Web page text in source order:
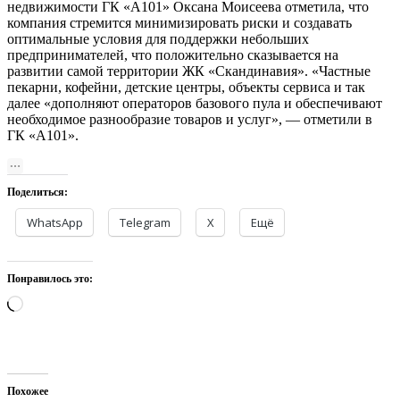
недвижимости ГК «А101» Оксана Моисеева отметила, что
компания стремится минимизировать риски и создавать
оптимальные условия для поддержки небольших
предпринимателей, что положительно сказывается на
развитии самой территории ЖК «Скандинавия». «Частные
пекарни, кофейни, детские центры, объекты сервиса и так
далее «дополняют операторов базового пула и обеспечивают
необходимое разнообразие товаров и услуг», — отметили в
ГК «А101».
Поделиться:
WhatsApp Telegram X Ещё
Понравилось это:
Загрузка…
Похожее